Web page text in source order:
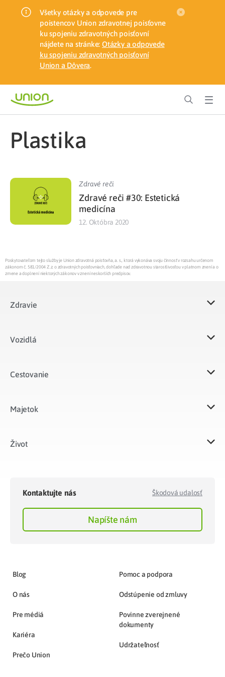
Všetky otázky a odpovede pre
poistencov Union zdravotnej poisťovne
ku spojeniu zdravotných poisťovní
nájdete na stránke: Otázky a odpovede
ku spojeniu zdravotných poisťovní
Union a Dôvera.
plastika
Zdravé reči
Zdravé reči #30: Estetická
medicína
12. Októbra 2020
Poskytovateľom tejto služby je Union zdravotná poisťovňa, a. s., ktorá vykonáva svoju činnosť v rozsahu určenom
zákonom č. 581/2004 Z.z. o zdravotných poisťovniach, dohľade nad zdravotnou starostlivosťou v platnom znení a o
zmene a doplnení niektorých zákonov v znení neskorších predpisov.
Zdravie
Vozidlá​
Cestovanie
Majetok​
Život​
Kontaktujte nás Škodová udalosť
Napíšte nám
Blog
O nás
Pre médiá
Kariéra
Prečo Union
Pomoc a podpora
Odstúpenie od zmluvy
Povinne zverejnené
dokumenty
Udržateľnosť